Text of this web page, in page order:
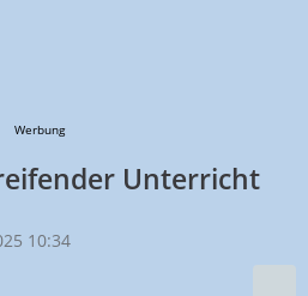
Werbung
Unterricht
10:34